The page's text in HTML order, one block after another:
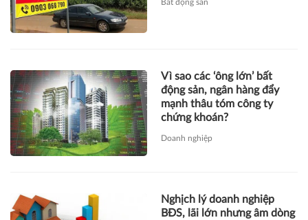
Bất động sản
Vì sao các ‘ông lớn’ bất
động sản, ngân hàng đẩy
mạnh thâu tóm công ty
chứng khoán?
Doanh nghiệp
Nghịch lý doanh nghiệp
BĐS, lãi lớn nhưng âm dòng